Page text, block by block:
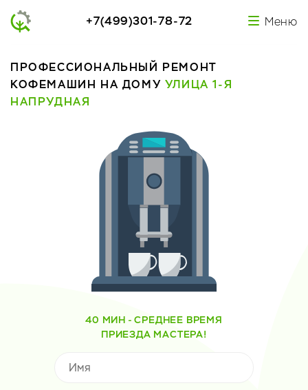
+7(499)301-78-72 Меню
ПРОФЕССИОНАЛЬНЫЙ РЕМОНТ
КОФЕМАШИН НА ДОМУ УЛИЦА 1-Я
НАПРУДНАЯ
40 МИН - СРЕДНЕЕ ВРЕМЯ
ПРИЕЗДА МАСТЕРА!